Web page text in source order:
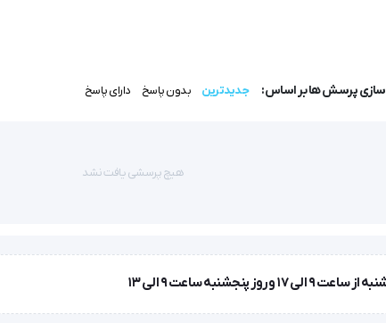
از برنامه‌های درمانی را برای رفع نیازهای خاص خود تنظیم کنید.
خون به عضلات، به بهبود سریع‌تر آنها کمک می‌کند.
پرسش ها بر اساس: جدیدترین بدون پاسخ دارای پاسخ
هیچ پرسشی یافت نشد
روز پنجشنبه ساعت 9 الی 13